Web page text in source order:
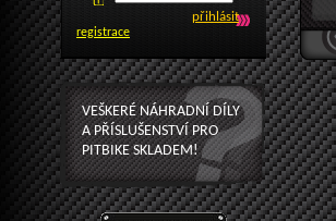
registrace
VEŠKERÉ NÁHRADNÍ DÍLY
A PŘÍSLUŠENSTVÍ PRO
PITBIKE SKLADEM!